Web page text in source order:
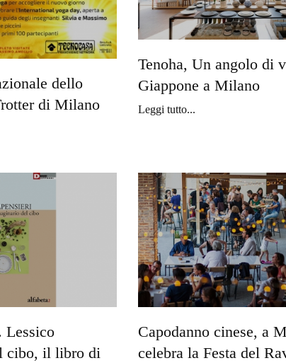
dello
di Milano
Tenoha, Un angolo di
Giappone a Milano
Leggi tutto...
Lessico
cibo, il libro di
Capodanno cinese, a
celebra la Festa del